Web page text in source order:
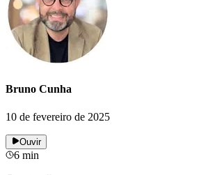
Bruno Cunha
10 de fevereiro de 2025
Ouvir
6 min